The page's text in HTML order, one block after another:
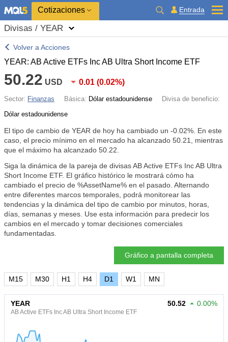
Cotizaciones Entrada
Divisas / YEAR
Volver a Acciones
YEAR: AB Active ETFs Inc AB Ultra Short Income ETF
50.22 USD 0.01 (0.02%)
Sector: Finanzas Básica: Dólar estadounidense
Divisa de beneficio:
Dólar estadounidense
El tipo de cambio de YEAR de hoy ha cambiado un -0.02% . En este
caso, el precio mínimo en el mercado ha alcanzado 50.21, mientras
que el máximo ha alcanzado 50.22.
Siga la dinámica de la pareja de divisas AB Active ETFs Inc AB Ultra
Short Income ETF. El gráfico histórico le mostrará cómo ha
cambiado el precio de %AssetName% en el pasado. Alternando
entre diferentes marcos temporales, podrá monitorear las
tendencias y la dinámica del tipo de cambio por minutos, horas,
días, semanas y meses. Use esta información para predecir los
cambios en el mercado y tomar decisiones comerciales
fundamentadas.
Gráfico a pantalla completa
M15 M30 H1 H4 D1 W1 MN
YEAR
AB Active ETFs Inc AB Ultra Short Income ETF
50.52 0.00%